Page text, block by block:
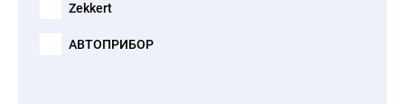
Zekkert
АВТОПРИБОР